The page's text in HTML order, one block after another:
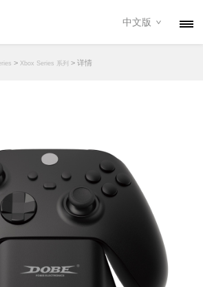
中文版
> Xbox Series 系列 > 详情